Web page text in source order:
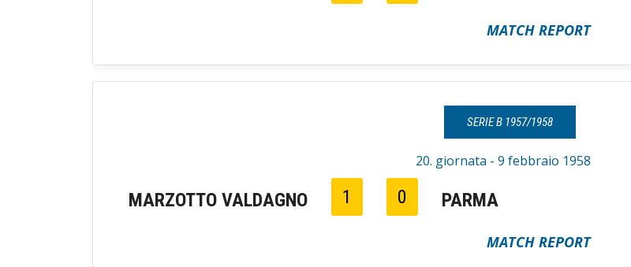
MATCH REPORT
SERIE B 1957/1958
20. giornata - 9 febbraio 1958
MARZOTTO VALDAGNO 1 0 PARMA
MATCH REPORT